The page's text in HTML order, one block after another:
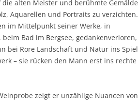
alten Meister und berühmte Gemälde
Aquarellen und Portraits zu verzichten.
im Mittelpunkt seiner Werke, in
Bad im Bergsee, gedankenverloren,
bei Rore Landschaft und Natur ins Spiel
– sie rücken den Mann erst ins rechte
zeigt er unzählige Nuancen von